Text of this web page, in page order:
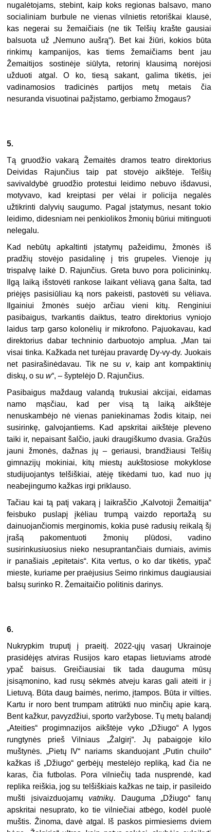
nugalėtojams, stebint, kaip koks regionas balsavo, mano
socialiniam burbule ne vienas vilnietis retoriškai klausė,
kas negerai su žemaičiais (ne tik Telšių krašte gausiai
balsuota už „Nemuno aušrą“). Bet kai žiūri, kokios būta
rinkimų kampanijos, kas tiems žemaičiams bent jau
Žemaitijos sostinėje siūlyta, retorinį klausimą norėjosi
užduoti atgal. O ko, tiesą sakant, galima tikėtis, jei
vadinamosios tradicinės partijos metų metais čia
nesuranda visuotinai pažįstamo, gerbiamo žmogaus?
5.
Tą gruodžio vakarą Žemaitės dramos teatro direktorius
Deividas Rajunčius taip pat stovėjo aikštėje. Telšių
savivaldybė gruodžio protestui leidimo nebuvo išdavusi,
motyvavo, kad kreiptasi per vėlai ir policija negalės
užtikrinti dalyvių saugumo. Pagal įstatymus, nesant tokio
leidimo, didesniam nei penkiolikos žmonių būriui mitinguoti
nelegalu.
Kad nebūtų apkaltinti įstatymų pažeidimu, žmonės iš
pradžių stovėjo pasidalinę į tris grupeles. Vienoje jų
trispalvę laikė D. Rajunčius. Greta buvo pora policininkų.
Ilgą laiką išstovėti rankose laikant vėliavą gana šalta, tad
priėjęs pasisiūliau ką nors pakeisti, pastovėti su vėliava.
Ilgainiui žmonės suėjo arčiau vieni kitų. Renginiui
pasibaigus, tvarkantis daiktus, teatro direktorius vyniojo
laidus tarp garso kolonėlių ir mikrofono. Pajuokavau, kad
direktorius dabar techninio darbuotojo amplua. „Man tai
visai tinka. Kažkada net turėjau pravardę Dy-vy-dy. Juokais
net pasirašinėdavau. Tik ne su v, kaip ant kompaktinių
diskų, o suw“, – šyptelėjo D. Rajunčius.
Pasibaigus maždaug valandą trukusiai akcijai, eidamas
namo mąsčiau, kad per visą tą laiką aikštėje
nenuskambėjo nė vienas paniekinamas žodis kitaip, nei
susirinkę, galvojantiems. Kad apskritai aikštėje pleveno
taiki ir, nepaisant šalčio, jauki draugiškumo dvasia. Gražūs
jauni žmonės, dažnas jų – geriausi, brandžiausi Telšių
gimnazijų mokiniai, kitų miestų aukštosiose mokyklose
studijuojantys telšiškiai, atėję tikėdami tuo, kad nuo jų
neabejingumo kažkas irgi priklauso.
Tačiau kai tą patį vakarą į laikraščio „Kalvotoji Žemaitija“
feisbuko puslapį įkėliau trumpą vaizdo reportažą su
dainuojančiomis merginomis, kokia pusė radusių reikalą šį
įrašą pakomentuoti žmonių plūdosi, vadino
susirinkusiuosius nieko nesuprantančiais durniais, avimis
ir panašiais „epitetais“. Kita vertus, o ko dar tikėtis, ypač
mieste, kuriame per praėjusius Seimo rinkimus daugiausiai
balsų surinko R. Žemaitaičio politinis darinys.
6.
Nukrypkim truputį į praeitį. 2022-ųjų vasarį Ukrainoje
prasidėjęs atviras Rusijos karo etapas lietuviams atrodė
ypač baisus. Greičiausiai tik tada dauguma mūsų
įsisąmonino, kad rusų sėkmės atveju karas gali ateiti ir į
Lietuvą. Būta daug baimės, nerimo, įtampos. Būta ir vilties.
Kartu ir noro bent trumpam atitrūkti nuo minčių apie karą.
Bent kažkur, pavyzdžiui, sporto varžybose. Tų metų balandį
„Ateities“ progimnazijos aikštėje vyko „Džiugo“ A lygos
rungtynės prieš Vilniaus „Žalgirį“. Jų pabaigoje kilo
muštynės. „Pietų IV“ nariams skanduojant „Putin chuilo“
kažkas iš „Džiugo“ gerbėjų mestelėjo repliką, kad čia ne
karas, čia futbolas. Pora vilniečių tada nusprendė, kad
replika reiškia, jog su telšiškiais kažkas ne taip, ir pasileido
mušti įsivaizduojamų vatnikų. Dauguma „Džiugo“ fanų
apskritai nesuprato, ko tie vilniečiai atbėgo, kodėl puolė
muštis. Žinoma, davė atgal. Iš paskos pirmiesiems dviem